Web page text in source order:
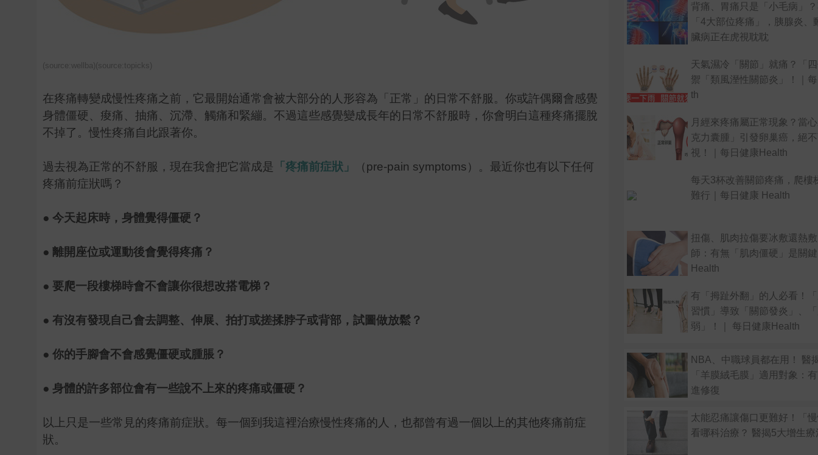
(source: wellba )(source: topicks )
在疼痛轉變成慢性疼痛之前，它最開始通常會被大部分的人形容為「正常」的日常不舒服。你或許偶爾會感覺
身體僵硬、痠痛、抽痛、沉滯、觸痛和緊繃。不過這些感覺變成長年的日常不舒服時，你會明白這種疼痛擺脫
不掉了。慢性疼痛自此跟著你。
過去視為正常的不舒服，現在我會把它當成是 「疼痛前症狀」
（pre-pain symptoms）。最近你也有以下任何
疼痛前症狀嗎？
● 今天起床時，身體覺得僵硬？
● 離開座位或運動後會覺得疼痛？
● 要爬一段樓梯時會不會讓你很想改搭電梯？
● 有沒有發現自己會去調整、伸展、拍打或搓揉脖子或背部，試圖做放鬆？
● 你的手腳會不會感覺僵硬或腫脹？
● 身體的許多部位會有一些說不上來的疼痛或僵硬？
以上只是一些常見的疼痛前症狀。每一個到我這裡治療慢性疼痛的人，也都曾有過一個以上的其他疼痛前症
狀。
背痛、胃痛只是「小毛病」
「4大部位疼痛」，胰腺炎、
臟病正在虎視耽耽
天氣濕冷「關節」就痛？「
禦「類風溼性關節炎」！｜
th
月經來疼痛屬正常現象？當
克力囊腫」引發卵巢癌，絕
視！｜每日健康Health
每天3杯改善關節疼痛，爬樓
難行｜每日健康 Health
扭傷、肌肉拉傷要冰敷還熱
師：有無「肌肉僵硬」是關
Health
有「拇趾外翻」的人必看！
習慣」導致「關節發炎」、
弱」！｜ 每日健康Health
NBA、中職球員都在用！ 醫
「羊膜絨毛膜」適用對象：
進修復
太能忍痛讓傷口更難好！「
看哪科治療？ 醫揭5大增生療